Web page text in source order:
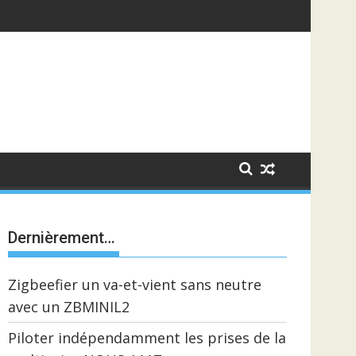
Dernièrement…
Zigbeefier un va-et-vient sans neutre
avec un ZBMINIL2
Piloter indépendamment les prises de la